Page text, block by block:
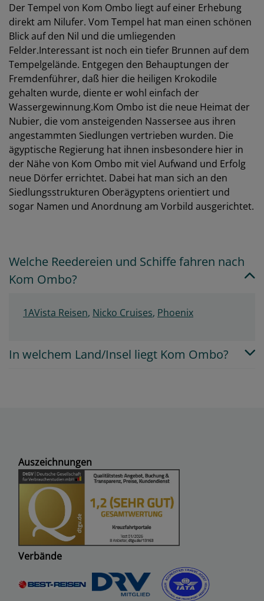
Der Tempel von Kom Ombo liegt auf einer Erhebung
direkt am Nilufer. Vom Tempel hat man einen schönen
Blick auf den Nil und die umliegenden
Felder.Interessant ist noch ein tiefer Brunnen auf dem
Tempelgelände. Entgegen den Behauptungen der
Fremdenführer, daß hier die heiligen Krokodile
gehalten wurde, diente er wohl einfach der
Wassergewinnung.Kom Ombo ist die neue Heimat der
Nubier, die vom ansteigenden Nassersee aus ihren
angestammten Siedlungen vertrieben wurden. Die
ägyptische Regierung hat ihnen insbesondere hier in
der Nähe von Kom Ombo mit viel Aufwand und Erfolg
neue Dörfer errichtet. Dabei hat man sich an den
Siedlungsstrukturen Oberägyptens orientiert und
sogar Namen und Anordnung am Vorbild ausgerichtet.
Welche Reedereien und Schiffe fahren nach
Kom Ombo?
1AVista Reisen, Nicko Cruises, Phoenix
In welchem Land/Insel liegt Kom Ombo?
Auszeichnungen
Verbände